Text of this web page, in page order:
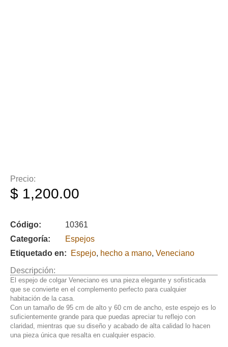
Precio:
$ 1,200.00
Código:
10361
Categoría:
Espejos
Etiquetado en:
Espejo, hecho a mano, Veneciano
Descripción:
El espejo de colgar Veneciano es una pieza elegante y sofisticada
que se convierte en el complemento perfecto para cualquier
habitación de la casa.
Con un tamaño de 95 cm de alto y 60 cm de ancho, este espejo es lo
suficientemente grande para que puedas apreciar tu reflejo con
claridad, mientras que su diseño y acabado de alta calidad lo hacen
una pieza única que resalta en cualquier espacio.